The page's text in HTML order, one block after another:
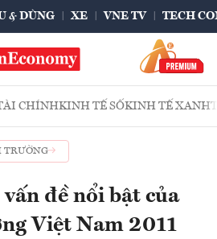
& DÙNG XE VNE TV TECH
CHÍNHKINH TẾ SỐKINH TẾ XANH
TRƯỜNG
đề nổi bật của
Việt Nam 2011